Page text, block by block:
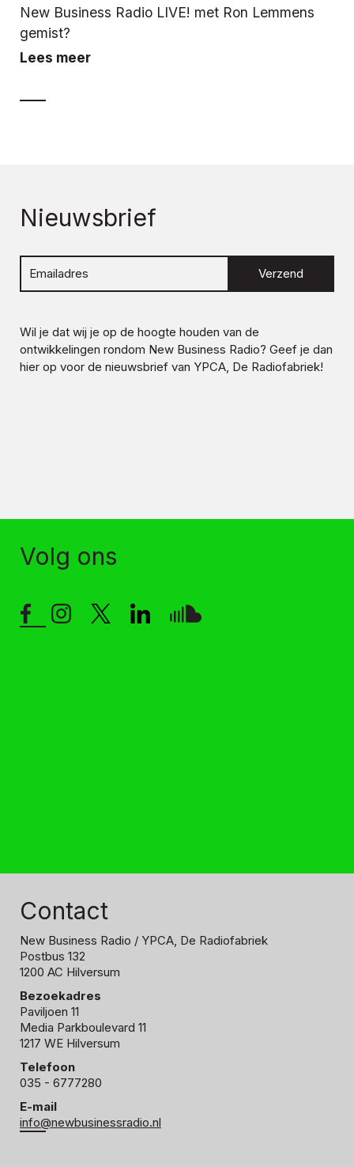
New Business Radio LIVE! met Ron Lemmens
gemist?
Lees meer
Nieuwsbrief
Verzend
Wil je dat wij je op de hoogte houden van de
ontwikkelingen rondom New Business Radio? Geef je dan
hier op voor de nieuwsbrief van YPCA, De Radiofabriek!
Volg ons
Contact
New Business Radio / YPCA, De Radiofabriek
Postbus 132
1200 AC Hilversum
Bezoekadres
Paviljoen 11
Media Parkboulevard 11
1217 WE Hilversum
Telefoon
035 - 6777280
E-mail
info@newbusinessradio.nl